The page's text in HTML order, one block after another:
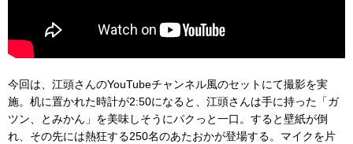
今回は、江頭さんのYouTubeチャンネル風のセットにて撮影を実
施。机に置かれた時計が2:50になると、江頭さんは手に持った「ガ
ツン、とみかん」を美味しそうにパクっと一口。すると壁紙が倒
れ、その先には熱狂する250名のあたおかが登場する。マイクを片